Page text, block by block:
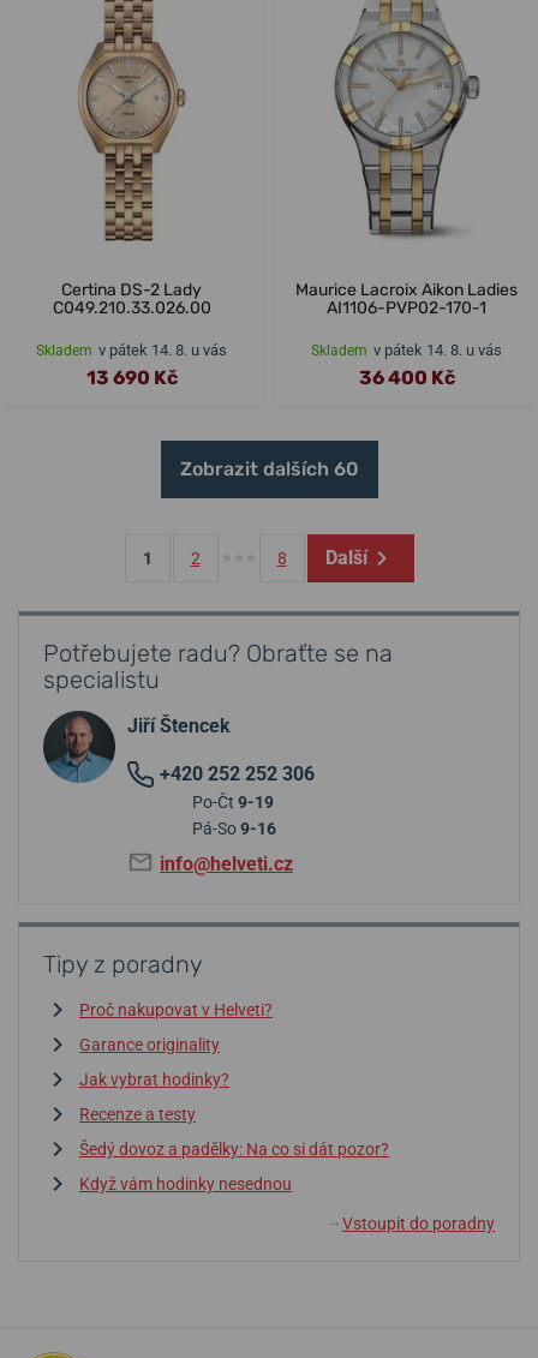
Certina DS-2 Lady
C049.210.33.026.00
Skladem v pátek 14. 8. u vás
13 690 Kč
Maurice Lacroix Aikon Ladies
AI1106-PVP02-170-1
Skladem v pátek 14. 8. u vás
36 400 Kč
Zobrazit dalších 60
1 2 8 Další
Potřebujete radu? Obraťte se na
specialistu
Jiří Štencek
+420 252 252 306
Po-Čt 9-19
Pá-So9-16
info@helveti.cz
Tipy z poradny
Proč nakupovat v Helveti?
Garance originality
Jak vybrat hodinky?
Recenze a testy
Šedý dovoz a padělky: Na co si dát pozor?
Když vám hodinky nesednou
↓ Vstoupit do poradny